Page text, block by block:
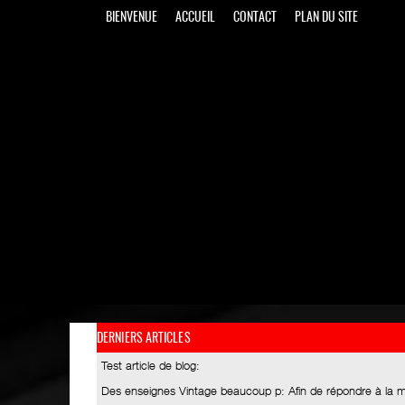
BIENVENUE ACCUEIL CONTACT PLAN DU SITE
DERNIERS ARTICLES
Test article de blog:
Des enseignes Vintage beaucoup p: Afin de répondre à la